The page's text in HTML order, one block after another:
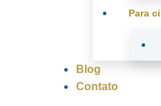
Para
Blog
Contato